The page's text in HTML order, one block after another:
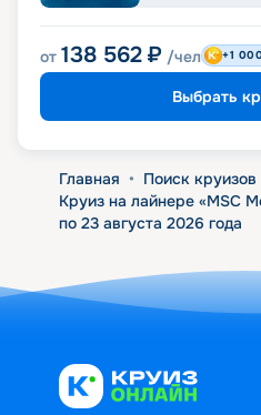
от 138 562 ₽ /чел +1
Выбрать
Главная • Поиск круизов
Круиз на лайнере «MSC
по 23 августа 2026 года